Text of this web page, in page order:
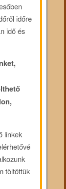
időre
idő és
linkek
töltöttük